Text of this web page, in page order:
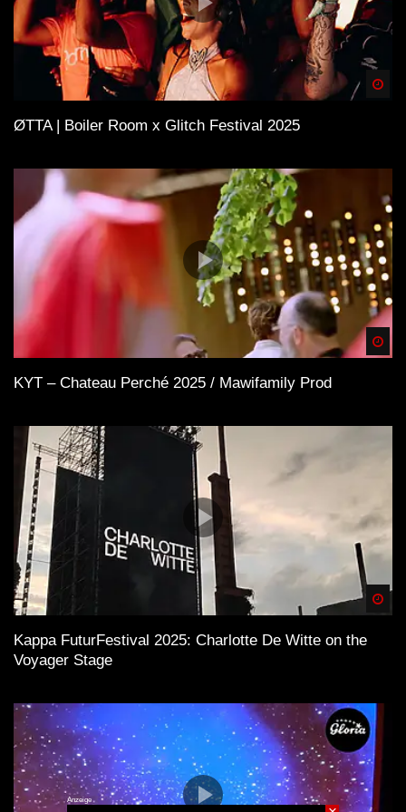
ØTTA | Boiler Room x Glitch Festival 2025
KYT – Chateau Perché 2025 / Mawifamily Prod
Kappa FuturFestival 2025: Charlotte De Witte on the
Voyager Stage
Anzeige